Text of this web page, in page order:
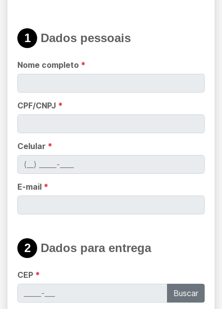
1 Dados pessoais
Nome completo *
CPF/CNPJ *
Celular *
E-mail *
2 Dados para entrega
CEP *
Buscar